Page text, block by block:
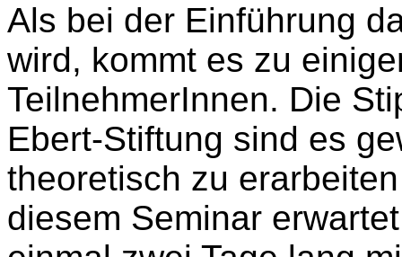
Als bei der Einführung
wird, kommt es zu
TeilnehmerInnen. Die
Ebert-Stiftung sind es
theoretisch zu
diesem Seminar